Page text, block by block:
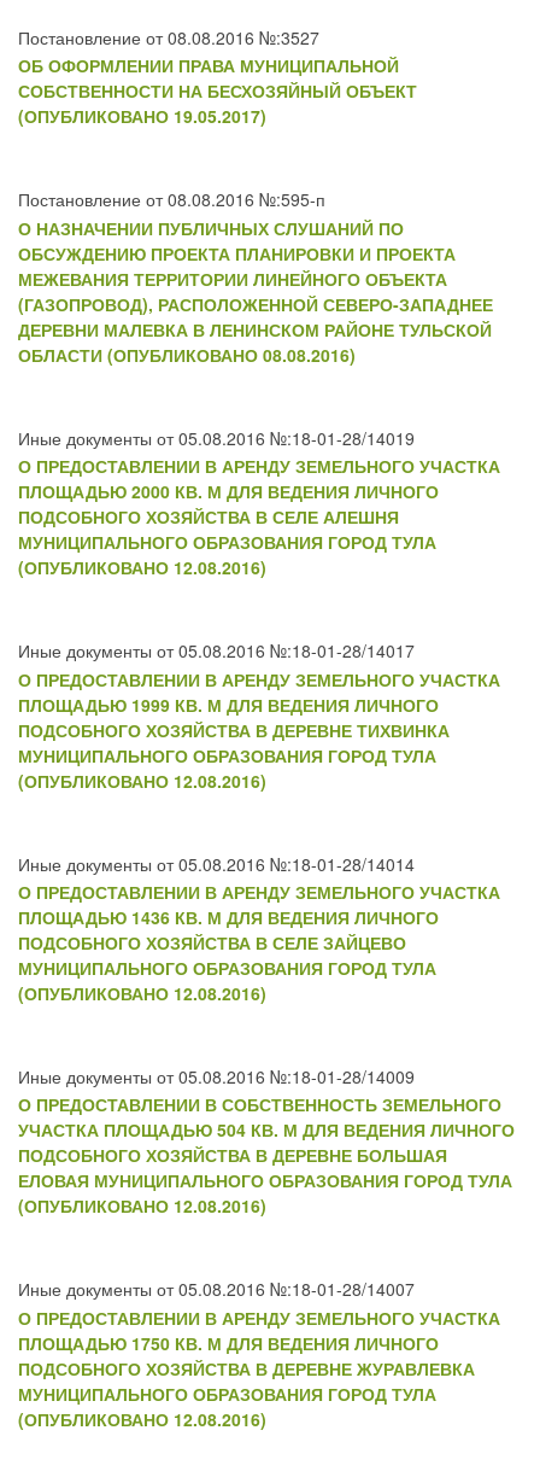
Постановление от 08.08.2016 №:3527
ОБ ОФОРМЛЕНИИ ПРАВА МУНИЦИПАЛЬНОЙ
СОБСТВЕННОСТИ НА БЕСХОЗЯЙНЫЙ ОБЪЕКТ
(ОПУБЛИКОВАНО 19.05.2017)
Постановление от 08.08.2016 №:595-п
О НАЗНАЧЕНИИ ПУБЛИЧНЫХ СЛУШАНИЙ ПО
ОБСУЖДЕНИЮ ПРОЕКТА ПЛАНИРОВКИ И ПРОЕКТА
МЕЖЕВАНИЯ ТЕРРИТОРИИ ЛИНЕЙНОГО ОБЪЕКТА
(ГАЗОПРОВОД), РАСПОЛОЖЕННОЙ СЕВЕРО-ЗАПАДНЕЕ
ДЕРЕВНИ МАЛЕВКА В ЛЕНИНСКОМ РАЙОНЕ ТУЛЬСКОЙ
ОБЛАСТИ (ОПУБЛИКОВАНО 08.08.2016)
Иные документы от 05.08.2016 №:18-01-28/14019
О ПРЕДОСТАВЛЕНИИ В АРЕНДУ ЗЕМЕЛЬНОГО УЧАСТКА
ПЛОЩАДЬЮ 2000 КВ. М ДЛЯ ВЕДЕНИЯ ЛИЧНОГО
ПОДСОБНОГО ХОЗЯЙСТВА В СЕЛЕ АЛЕШНЯ
МУНИЦИПАЛЬНОГО ОБРАЗОВАНИЯ ГОРОД ТУЛА
(ОПУБЛИКОВАНО 12.08.2016)
Иные документы от 05.08.2016 №:18-01-28/14017
О ПРЕДОСТАВЛЕНИИ В АРЕНДУ ЗЕМЕЛЬНОГО УЧАСТКА
ПЛОЩАДЬЮ 1999 КВ. М ДЛЯ ВЕДЕНИЯ ЛИЧНОГО
ПОДСОБНОГО ХОЗЯЙСТВА В ДЕРЕВНЕ ТИХВИНКА
МУНИЦИПАЛЬНОГО ОБРАЗОВАНИЯ ГОРОД ТУЛА
(ОПУБЛИКОВАНО 12.08.2016)
Иные документы от 05.08.2016 №:18-01-28/14014
О ПРЕДОСТАВЛЕНИИ В АРЕНДУ ЗЕМЕЛЬНОГО УЧАСТКА
ПЛОЩАДЬЮ 1436 КВ. М ДЛЯ ВЕДЕНИЯ ЛИЧНОГО
ПОДСОБНОГО ХОЗЯЙСТВА В СЕЛЕ ЗАЙЦЕВО
МУНИЦИПАЛЬНОГО ОБРАЗОВАНИЯ ГОРОД ТУЛА
(ОПУБЛИКОВАНО 12.08.2016)
Иные документы от 05.08.2016 №:18-01-28/14009
О ПРЕДОСТАВЛЕНИИ В СОБСТВЕННОСТЬ ЗЕМЕЛЬНОГО
УЧАСТКА ПЛОЩАДЬЮ 504 КВ. М ДЛЯ ВЕДЕНИЯ ЛИЧНОГО
ПОДСОБНОГО ХОЗЯЙСТВА В ДЕРЕВНЕ БОЛЬШАЯ
ЕЛОВАЯ МУНИЦИПАЛЬНОГО ОБРАЗОВАНИЯ ГОРОД ТУЛА
(ОПУБЛИКОВАНО 12.08.2016)
Иные документы от 05.08.2016 №:18-01-28/14007
О ПРЕДОСТАВЛЕНИИ В АРЕНДУ ЗЕМЕЛЬНОГО УЧАСТКА
ПЛОЩАДЬЮ 1750 КВ. М ДЛЯ ВЕДЕНИЯ ЛИЧНОГО
ПОДСОБНОГО ХОЗЯЙСТВА В ДЕРЕВНЕ ЖУРАВЛЕВКА
МУНИЦИПАЛЬНОГО ОБРАЗОВАНИЯ ГОРОД ТУЛА
(ОПУБЛИКОВАНО 12.08.2016)